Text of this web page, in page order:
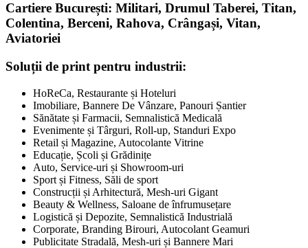
Cartiere București: Militari, Drumul Taberei, Titan,
Colentina, Berceni, Rahova, Crângași, Vitan,
Aviatoriei
Soluții de print pentru industrii:
HoReCa, Restaurante și Hoteluri
Imobiliare, Bannere De Vânzare, Panouri Șantier
Sănătate și Farmacii, Semnalistică Medicală
Evenimente și Târguri, Roll-up, Standuri Expo
Retail și Magazine, Autocolante Vitrine
Educație, Școli și Grădinițe
Auto, Service-uri și Showroom-uri
Sport și Fitness, Săli de sport
Construcții și Arhitectură, Mesh-uri Gigant
Beauty & Wellness, Saloane de înfrumusețare
Logistică și Depozite, Semnalistică Industrială
Corporate, Branding Birouri, Autocolant Geamuri
Publicitate Stradală, Mesh-uri și Bannere Mari